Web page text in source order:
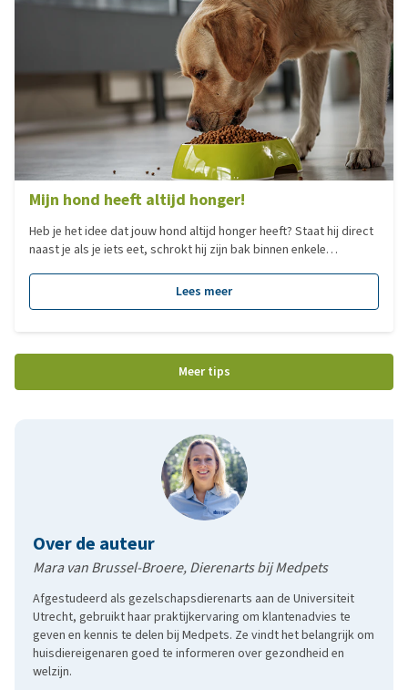
Mijn hond heeft altijd honger!
Heb je het idee dat jouw hond altijd honger heeft? Staat hij direct
naast je als je iets eet, schrokt hij zijn bak binnen enkele
verschillende oorzaken hebben. Soms is het gedrag gerelateerd
aan voeding of ras, maar in andere gevallen kan er een medische
Lees meer
Meer tips
Over de auteur
Mara van Brussel-Broere, Dierenarts bij Medpets
Afgestudeerd als gezelschapsdierenarts aan de Universiteit
Utrecht, gebruikt haar praktijkervaring om klantenadvies te
geven en kennis te delen bij Medpets. Ze vindt het belangrijk om
huisdiereigenaren goed te informeren over gezondheid en
welzijn.